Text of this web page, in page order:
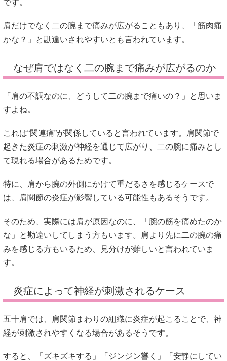
です。
肩だけでなく二の腕まで痛みが広がることもあり、「筋肉痛
かな？」と勘違いされやすいとも言われています。
なぜ肩ではなく二の腕まで痛みが広がるのか
「肩の不調なのに、どうして二の腕まで痛いの？」と思いま
すよね。
これは“関連痛”が関係していると言われています。肩関節で
起きた炎症の刺激が神経を通じて広がり、二の腕に痛みとし
て現れる場合があるためです。
特に、肩から腕の外側にかけて重だるさを感じるケースで
は、肩関節の炎症が影響している可能性もあるそうです。
そのため、実際には肩が原因なのに、「腕の筋を痛めたのか
な」と勘違いしてしまう方もいます。肩より先に二の腕の痛
みを感じる方もいるため、見分けが難しいと言われていま
す。
炎症によって神経が刺激されるケース
五十肩では、肩関節まわりの組織に炎症が起こることで、神
経が刺激されやすくなる場合があるそうです。
すると、「ズキズキする」「ジンジン響く」「安静にしてい